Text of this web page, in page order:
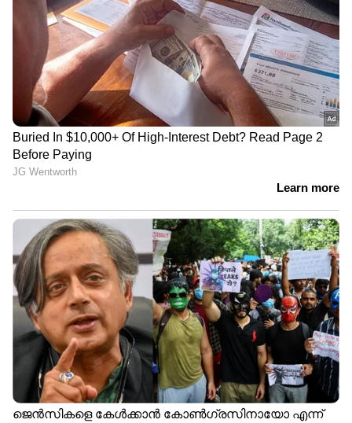
DOWNLOAD APP
രണ്ടുപേരും പറഞ്ഞത് രണ്ട്
കാര്യം, ചെറിയൊരു
സംശത്തിന് പിന്നാലെ
'കഴുകാൻ പോലും
സമ്മതിക്കില്ല, സൂക്ഷിച്ച്
വെക്കും', ഉടുപ്പിൽ